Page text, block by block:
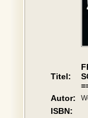
Titel:
Autor:
ISBN: